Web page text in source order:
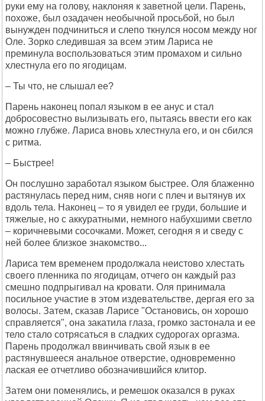
руки ему на голову, наклоняя к заветной цели. Парень,
похоже, был озадачен необычной просьбой, но был
вынужден подчиниться и слепо ткнулся носом между ног
Оле. Зорко следившая за всем этим Лариса не
преминула воспользоваться этим промахом и сильно
хлестнула его по ягодицам.
– Ты что, не слышал ее?
Парень наконец попал языком в ее анус и стал
добросовестно вылизывать его, пытаясь ввести его как
можно глубже. Лариса вновь хлестнула его, и он сбился
с ритма.
– Быстрее!
Он послушно заработал языком быстрее. Оля блаженно
растянулась перед ним, сняв ноги с плеч и вытянув их
вдоль тела. Наконец – то я увидел ее груди, большие и
тяжелые, но с аккуратными, немного набухшими светло
– коричневыми сосочками. Может, сегодня я и сведу с
ней более близкое знакомство...
Лариса тем временем продолжала неистово хлестать
своего пленника по ягодицам, отчего он каждый раз
смешно подпрыгивал на кровати. Оля принимала
посильное участие в этом издевательстве, дергая его за
волосы. Затем, сказав Ларисе "Остановись, он хорошо
справляется", она закатила глаза, громко застонала и ее
тело стало сотрясаться в сладких судорогах оргазма.
Парень продолжал ввинчивать свой язык в ее
растянувшееся анальное отверстие, одновременно
лаская ее отчетливо обозначившийся клитор.
Затем они поменялись, и ремешок оказался в руках